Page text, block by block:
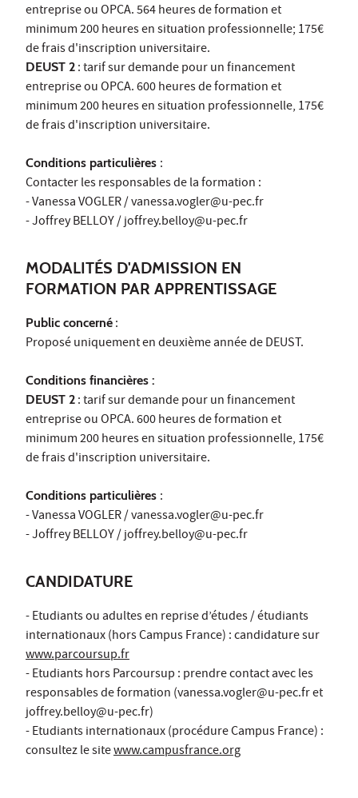
entreprise ou OPCA. 564 heures de formation et
minimum 200 heures en situation professionnelle; 175€
de frais d'inscription universitaire.
DEUST 2 : tarif sur demande pour un financement
entreprise ou OPCA. 600 heures de formation et
minimum 200 heures en situation professionnelle, 175€
de frais d'inscription universitaire.
Conditions particulières :
Contacter les responsables de la formation :
- Vanessa VOGLER / vanessa.vogler@u-pec.fr
- Joffrey BELLOY / joffrey.belloy@u-pec.fr
MODALITÉS D'ADMISSION EN
FORMATION PAR APPRENTISSAGE
Public concerné :
Proposé uniquement en deuxième année de DEUST.
Conditions financières :
DEUST 2 : tarif sur demande pour un financement
entreprise ou OPCA. 600 heures de formation et
minimum 200 heures en situation professionnelle, 175€
de frais d'inscription universitaire.
Conditions particulières :
- Vanessa VOGLER / vanessa.vogler@u-pec.fr
- Joffrey BELLOY / joffrey.belloy@u-pec.fr
CANDIDATURE
- Etudiants ou adultes en reprise d’études / étudiants
internationaux (hors Campus France) : candidature sur
www.parcoursup.fr
- Etudiants hors Parcoursup : prendre contact avec les
responsables de formation (vanessa.vogler@u-pec.fr et
joffrey.belloy@u-pec.fr)
- Etudiants internationaux (procédure Campus France) :
consultez le sitewww.campusfrance.org